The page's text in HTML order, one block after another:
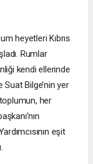
heyetleri Kıbrıs
Rumlar
kendi ellerinde
Bilge’nin yer
her
eşit